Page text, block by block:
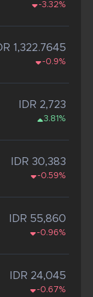
-3.32%
1,322.7645
-0.9%
IDR 2,723
3.81%
IDR 30,383
-0.59%
IDR 55,860
-0.96%
IDR 24,045
-0.67%